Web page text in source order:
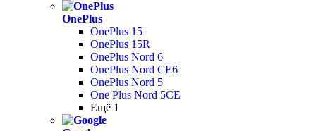
OnePlus
OnePlus 15
OnePlus 15R
OnePlus Nord 6
OnePlus Nord CE6
OnePlus Nord 5
One Plus Nord 5CE
Ещё 1